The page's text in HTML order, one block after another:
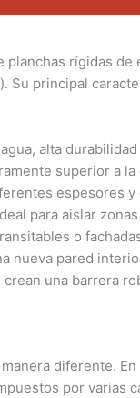
planchas rígidas
Su principal
alta
superior a
espesores y
para aislar
o
nueva pared
una barrera
diferente.
por varias